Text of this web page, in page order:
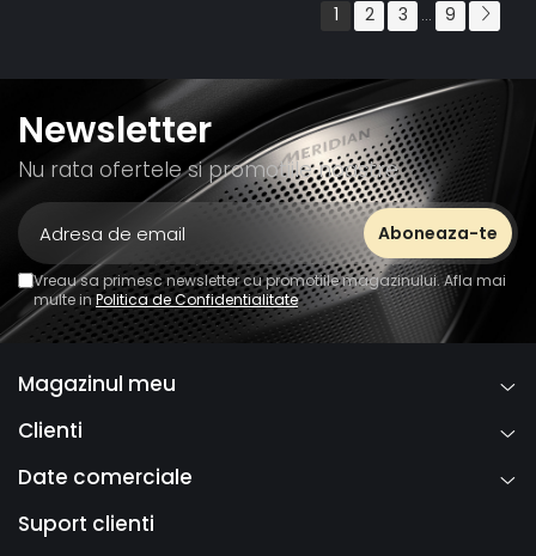
1 2 3 ... 9
Newsletter
Nu rata ofertele si promotiile noastre
Vreau sa primesc newsletter cu promotiile magazinului. Afla mai
multe inPolitica de Confidentialitate
Magazinul meu
Clienti
Date comerciale
Suport clienti